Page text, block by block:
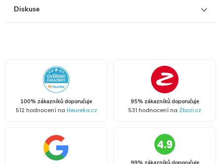
Diskuse
100% zákazníků doporučuje
512 hodnocení na Heureka.cz
95% zákazníků doporučuje
531 hodnocení na Zbozi.cz
4.9